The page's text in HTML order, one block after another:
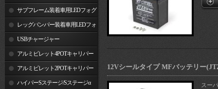
サブフレーム装着車用LEDフォグ
ランプレッグバンパー装着車用LEDフォ
グランプUSBチャージャー
アルミビレット4POTキャリパー
関連製品アルミビレット2POTキャリパー
関連製品ハイパーSステージ/Sステージα
12Vシールタイプ MFバッテリー
スー